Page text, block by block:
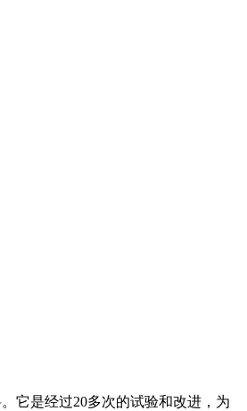
它是经过20多次的试验和改进，为